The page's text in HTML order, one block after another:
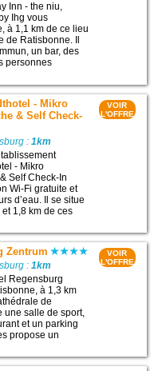
Inn - the niu,
Ihg vous
à 1,1 km de ce lieu
de Ratisbonne. Il
un bar, des
personnes
- Mikro
& Self Check-
:1km
- Mikro
Self Check-In
Wi-Fi gratuite et
d’eau. Il se situe
1,8 km de ces
VOIR
L'OFFRE
Zentrum
:1km
Regensburg
à 1,3 km
de
une salle de sport,
et un parking
propose un
VOIR
L'OFFRE